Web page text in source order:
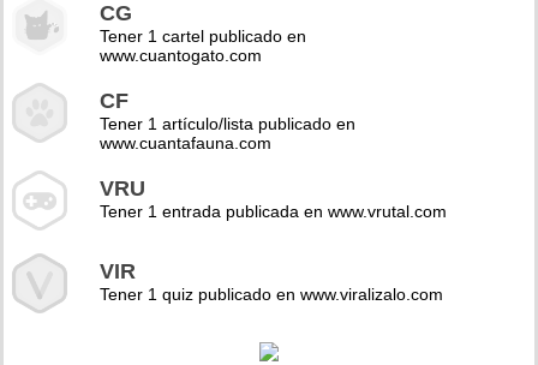
CG
Tener 1 cartel publicado en
www.cuantogato.com
CF
Tener 1 artículo/lista publicado en
www.cuantafauna.com
VRU
Tener 1 entrada publicada en www.vrutal.com
VIR
Tener 1 quiz publicado en www.viralizalo.com